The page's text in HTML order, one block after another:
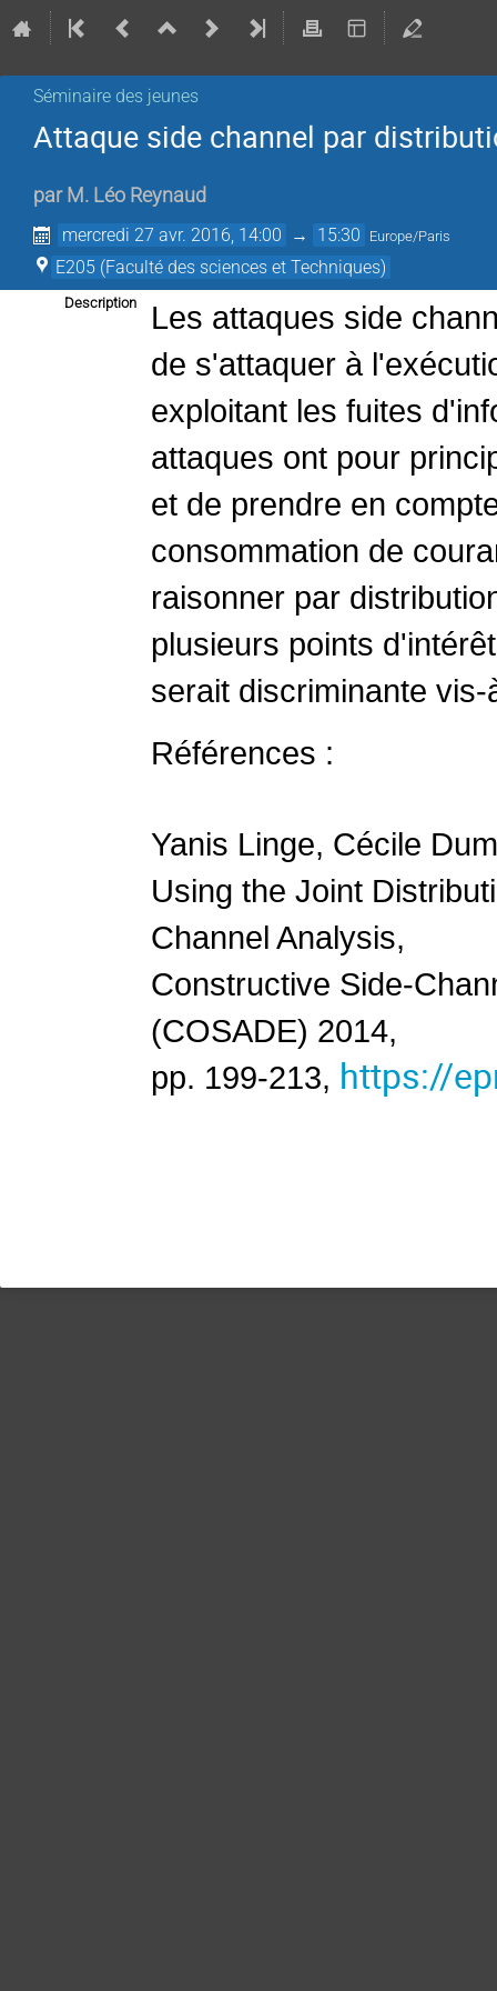
Séminaire des jeunes
Attaque side channel par
par M. Léo Reynaud
mercredi 27 avr. 2016, 14:00 → 15:30 Europe/Paris
E205 (Faculté des sciences et Techniques)
Description
Les attaques side
de s'attaquer à
exploitant les fuites
attaques ont pour
et de prendre en
consommation de
raisonner par
plusieurs points
serait discriminante
Références :
Yanis Linge, Cécile
Using the Joint
Channel Analysis,
Constructive Side-
(COSADE) 2014,
pp. 199-213, https://